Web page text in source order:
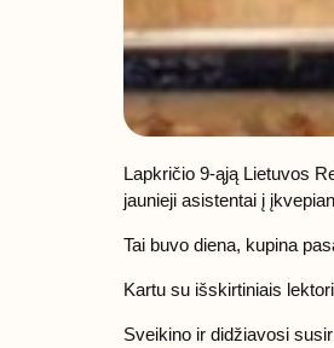
Lapkričio 9-ąją Lietuvos
jaunieji asistentai į
Tai buvo diena, kupina
Kartu su išskirtiniais
Sveikino ir didžiavosi